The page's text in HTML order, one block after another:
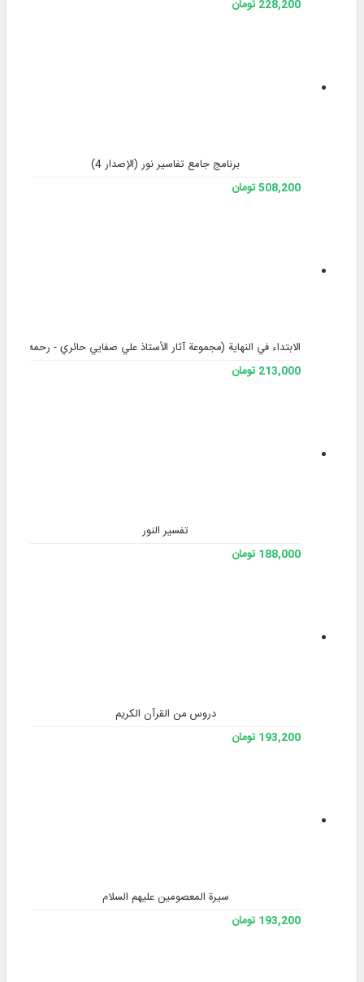
228,200 تومان
برنامج جامع تفاسير نور (الإصدار 4)
508,200 تومان
الابتداء في النهاية (مجموعة آثار الأستاذ علي صفايي حائري - رحمه الله) -
213,000 تومان
تفسیر النور
188,000 تومان
دروس من القرآن الكريم
193,200 تومان
سيرة المعصومين عليهم السلام
193,200 تومان